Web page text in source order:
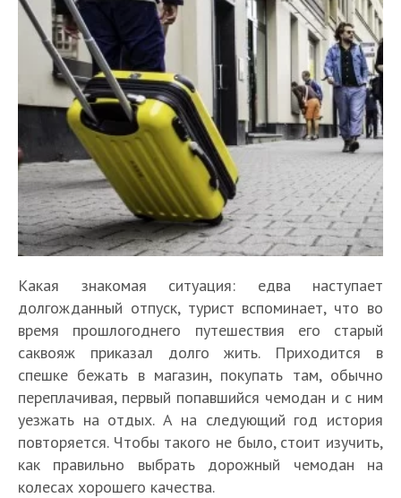
Какая знакомая ситуация: едва наступает
долгожданный отпуск, турист вспоминает, что во
время прошлогоднего путешествия его старый
саквояж приказал долго жить. Приходится в
спешке бежать в магазин, покупать там, обычно
переплачивая, первый попавшийся чемодан и с ним
уезжать на отдых. А на следующий год история
повторяется. Чтобы такого не было, стоит изучить,
как правильно выбрать дорожный чемодан на
колесах хорошего качества.